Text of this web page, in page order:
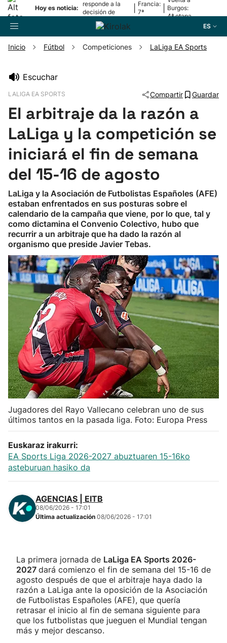
Hoy es noticia:
responde a la
decisión de
Oriamendi
Francia:
7ª
Burgos:
4ª etapa
ES
Pelota
Remo
Ciclismo
Herri-kirolak
Balonmano
Kirolak 360
Atletismo
Carreras de montaña
Más deportes
"Helmuga"
Inicio Fútbol Competiciones LaLiga EA Sports
Escuchar
LALIGA EA SPORTS Compartir Guardar
El arbitraje da la razón a
LaLiga y la competición se
iniciará el fin de semana
del 15-16 de agosto
LaLiga y la Asociación de Futbolistas Españoles (AFE)
estaban enfrentados en sus posturas sobre el
calendario de la campaña que viene, por lo que, tal y
como dictamina el Convenio Colectivo, hubo que
recurrir a un arbitraje que ha dado la razón al
organismo que preside Javier Tebas.
Jugadores del Rayo Vallecano celebran uno de sus
últimos tantos en la pasada liga. Foto: Europa Press
Euskaraz irakurri:
EA Sports Liga 2026-2027 abuztuaren 15-16ko
asteburuan hasiko da
AGENCIAS | EITB
08/06/2026 - 17:01
Última actualización 08/06/2026 - 17:01
La primera jornada de LaLiga EA Sports 2026-
2027 dará comienzo el fin de semana del 15-16 de
agosto después de que el arbitraje haya dado la
razón a LaLiga ante la oposición de la Asociación
de Futbolistas Españoles (AFE), que quería
retrasar el inicio al fin de semana siguiente para
que los futbolistas que jueguen el Mundial tengan
más y mejor descanso.